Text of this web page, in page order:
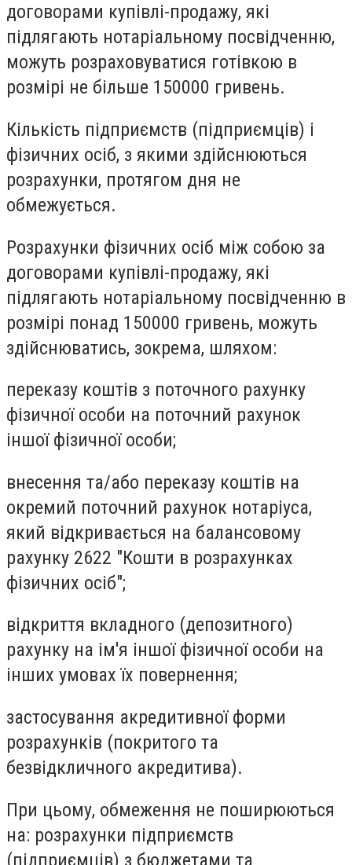
договорами купівлі-продажу, які
підлягають нотаріальному посвідченню,
можуть розраховуватися готівкою в
розмірі не більше 150000 гривень.
Кількість підприємств (підприємців) і
фізичних осіб, з якими здійснюються
розрахунки, протягом дня не
обмежується.
Розрахунки фізичних осіб між собою за
договорами купівлі-продажу, які
підлягають нотаріальному посвідченню в
розмірі понад 150000 гривень, можуть
здійснюватись, зокрема, шляхом:
переказу коштів з поточного рахунку
фізичної особи на поточний рахунок
іншої фізичної особи;
внесення та/або переказу коштів на
окремий поточний рахунок нотаріуса,
який відкривається на балансовому
рахунку 2622 "Кошти в розрахунках
фізичних осіб";
відкриття вкладного (депозитного)
рахунку на ім'я іншої фізичної особи на
інших умовах їх повернення;
застосування акредитивної форми
розрахунків (покритого та
безвідкличного акредитива).
При цьому, обмеження не поширюються
на: розрахунки підприємств
(підприємців) з бюджетами та